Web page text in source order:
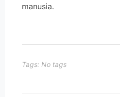
manusia.
Tags: No tags